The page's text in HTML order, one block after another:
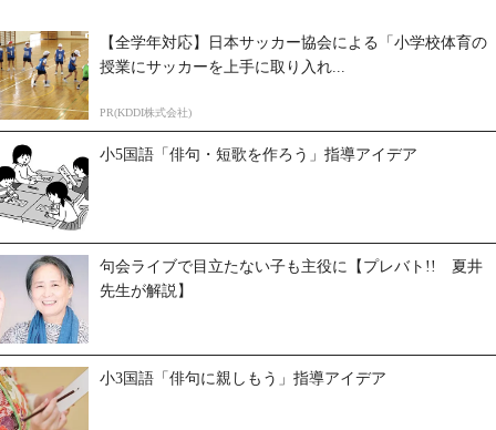
【全学年対応】日本サッカー協会による「小学校体育の
授業にサッカーを上手に取り入れ...
PR(KDDI株式会社)
小5国語「俳句・短歌を作ろう」指導アイデア
句会ライブで目立たない子も主役に【プレバト!! 夏井
先生が解説】
小3国語「俳句に親しもう」指導アイデア